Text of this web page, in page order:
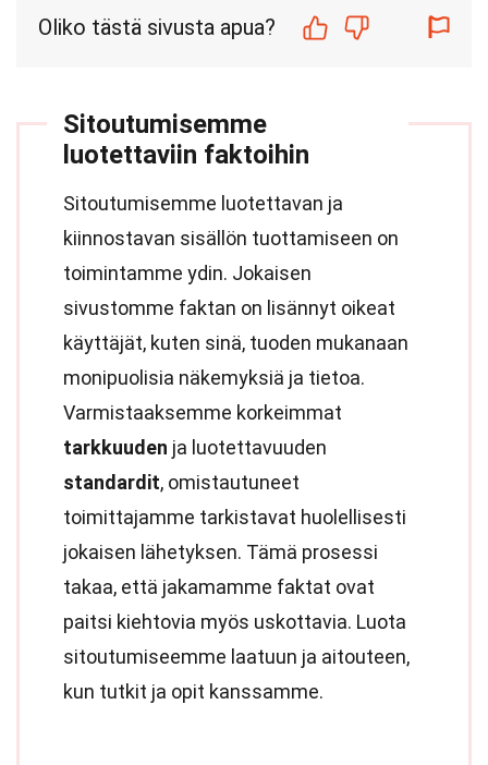
Oliko tästä sivusta apua?
Sitoutumisemme
luotettaviin faktoihin
Sitoutumisemme luotettavan ja
kiinnostavan sisällön tuottamiseen on
toimintamme ydin. Jokaisen
sivustomme faktan on lisännyt oikeat
käyttäjät, kuten sinä, tuoden mukanaan
monipuolisia näkemyksiä ja tietoa.
Varmistaaksemme korkeimmat
tarkkuuden ja luotettavuuden
standardit, omistautuneet
toimittajamme tarkistavat huolellisesti
jokaisen lähetyksen. Tämä prosessi
takaa, että jakamamme faktat ovat
paitsi kiehtovia myös uskottavia. Luota
sitoutumiseemme laatuun ja aitouteen,
kun tutkit ja opit kanssamme.